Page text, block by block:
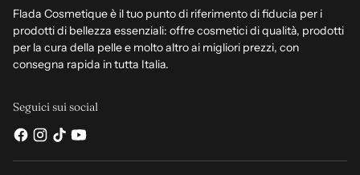
Flada Cosmetique è il tuo punto di riferimento di fiducia per i
prodotti di bellezza essenziali: offre cosmetici di qualità, prodotti
per la cura della pelle e molto altro ai migliori prezzi, con
consegna rapida in tutta Italia.
Seguici sui social